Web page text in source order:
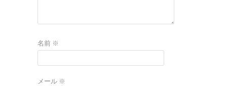
名前 ※
メール ※